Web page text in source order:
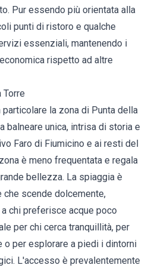
Pur essendo più orientata alla
punti di ristoro e qualche
essenziali, mantenendo i
rispetto ad altre
Torre
particolare la zona di Punta della
balneare unica, intrisa di storia e
Faro di Fiumicino e ai resti del
è meno frequentata e regala
bellezza. La spiaggia è
che scende dolcemente,
chi preferisce acque poco
per chi cerca tranquillità, per
o per esplorare a piedi i dintorni
L'accesso è prevalentemente